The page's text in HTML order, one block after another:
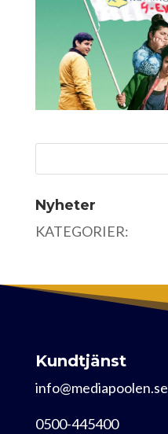
Nyheter
KATEGORIER:
Kundtjänst
info@mediapoolen.se
0500-445400